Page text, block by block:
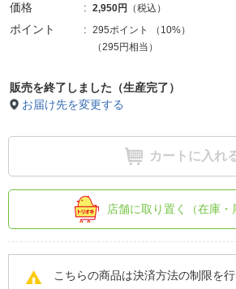
価格 2,950円 （税込）
ポイント 295ポイント （ 10%）
（295円相当）
販売を終了しました（生産完了）
お届け先を変更する
カートに入れ
店舗に取り置く（在庫・
こちらの商品は決済方法の制限を行